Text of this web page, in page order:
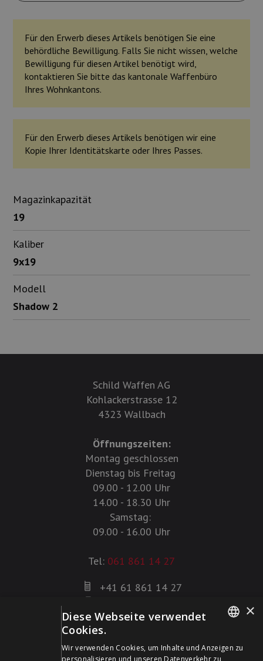
Für den Erwerb dieses Artikels benötigen Sie eine
behördliche Bewilligung. Falls Sie nicht wissen, welche
Bewilligung für diesen Artikel benötigt wird,
kontaktieren Sie bitte das kantonale Waffenbüro
Ihres Wohnkantons.
Für den Erwerb dieses Artikels benötigen wir eine
Kopie Ihrer Identitätskarte oder Ihres Passes.
Magazinkapazität
19
Kaliber
9x19
Modell
Shadow 2
Schild Waffen AG
Kohlackerstrasse 12
4323 Wallbach
Öffnungszeiten:
Montag geschlossen
Dienstag bis Freitag
09.00 - 12.00 Uhr
14.00 - 18.30 Uhr
Samstag:
09.00 - 16.00 Uhr
Tel: 061 861 14 27
+41 61 861 14 27
info@schildwaffen.ch
Zahlungsmittel
×
Diese Webseite verwendet
Cookies.
Wir verwenden Cookies, um Inhalte und Anzeigen zu
personalisieren und unseren Datenverkehr zu